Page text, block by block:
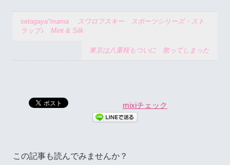
setagaya*mama スワロフスキー スポーツシリーズ・スト
ラップ♪ Mint & Silk
東京は八重桜もついに 散ってしまった
mixiチェック
この記事も読んでみませんか？